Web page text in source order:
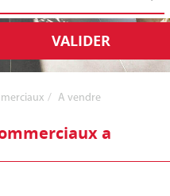
VALIDER
A vendre
a